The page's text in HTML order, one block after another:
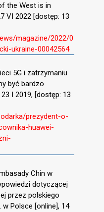
the West is in
VI 2022 [dostęp: 13
magazine/2022/0
ukraine-00042564
5G i zatrzymaniu
być bardzo
I 2019, [dostęp: 13
prezydent-o-
huawei-
Chin w
dotyczącej
przez polskiego
w Polsce [online], 14